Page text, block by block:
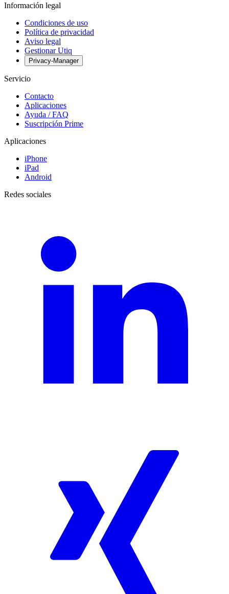
Información legal
Condiciones de uso
Política de privacidad
Aviso legal
Gestionar Utiq
Privacy-Manager
Servicio
Contacto
Aplicaciones
Ayuda / FAQ
Suscripción Prime
Aplicaciones
iPhone
iPad
Android
Redes sociales